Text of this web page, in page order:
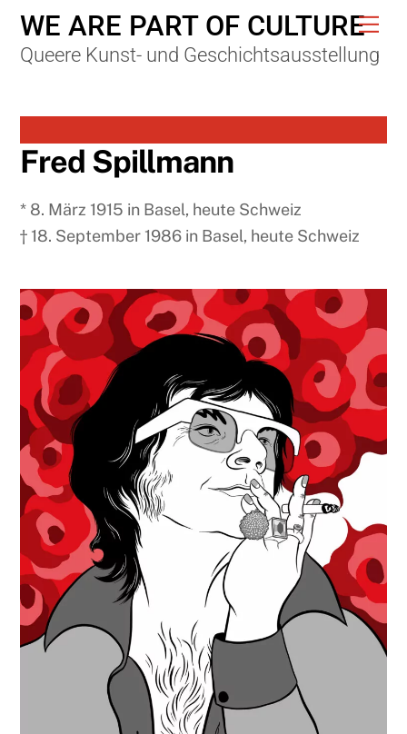
Skip
content
WE ARE PART OF CULTURE
Queere Kunst- und Geschichtsausstellung
Fred Spillmann
* 8. März 1915 in Basel, heute Schweiz
† 18. September 1986 in Basel, heute Schweiz